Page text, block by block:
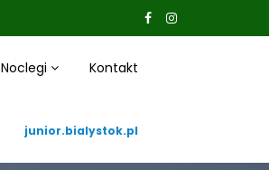
Noclegi Kontakt
junior.bialystok.pl